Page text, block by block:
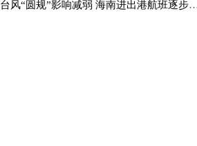
台风“圆规”影响减弱 海南进出港航班逐步恢复